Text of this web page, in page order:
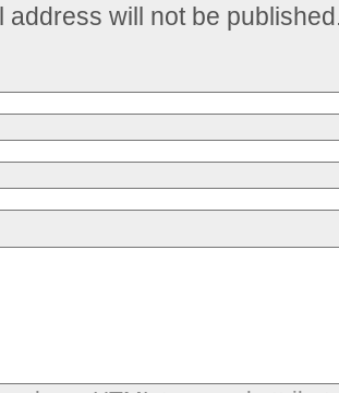
address will not be